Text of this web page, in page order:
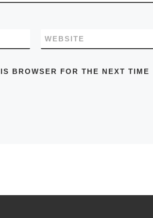
WEBSITE
BROWSER FOR THE NEXT TIME